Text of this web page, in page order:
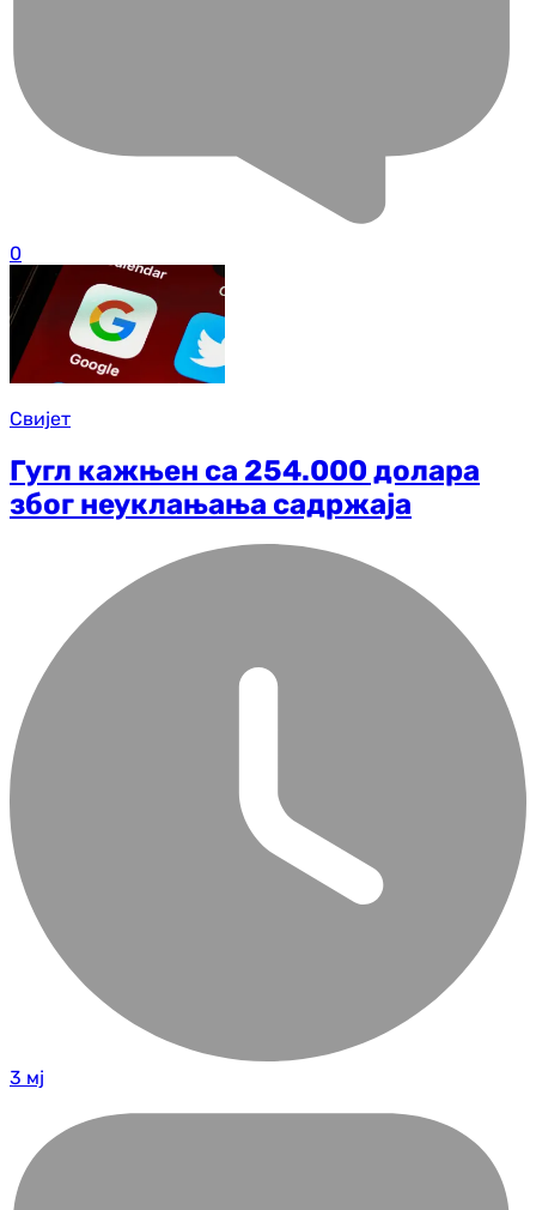
0
Свијет
Гугл кажњен са 254.000 долара
због неуклањања садржаја
3 мј